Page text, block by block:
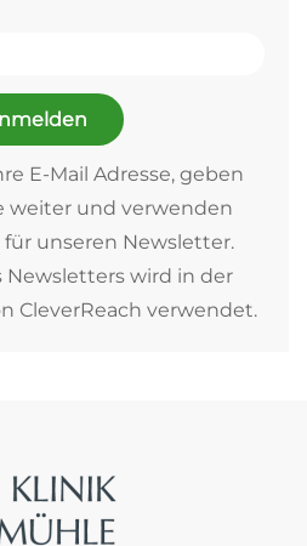
E-Mail Adresse, geben
weiter und verwenden
unseren Newsletter.
Newsletters wird in der
CleverReach verwendet.